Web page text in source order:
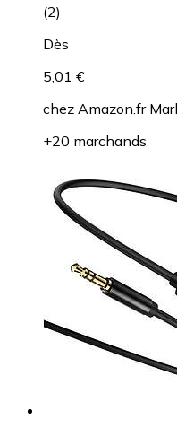
(2)
Dès
5,01 €
chez Amazon.fr
+20 marchands